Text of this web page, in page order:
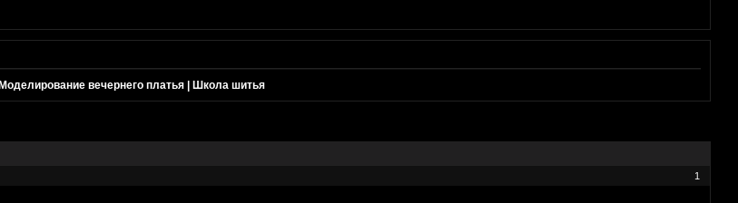
Моделирование вечернего платья | Школа шитья
1